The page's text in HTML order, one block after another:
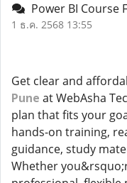
Power BI Course
1 ธ.ค. 2568 13:55
Get clear and
Pune at WebAsha
plan that fits your
hands-on training,
guidance, study
Whether